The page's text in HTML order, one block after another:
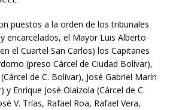
puestos a la orden de los tribunales
encarcelados, el Mayor Luis Alberto
el Cuartel San Carlos) los Capitanes
(preso Cárcel de Ciudad Bolívar),
de C. Bolívar), José Gabriel Marín
y Enrique José Olaizola (Cárcel de C.
V. Trías, Rafael Roa, Rafael Vera,